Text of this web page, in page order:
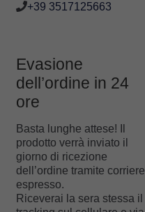
+39 3517125663
Evasione
dell’ordine in 24
ore
Basta lunghe attese! Il
prodotto verrà inviato il
giorno di ricezione
dell’ordine tramite corriere
espresso.
Riceverai la sera stessa il